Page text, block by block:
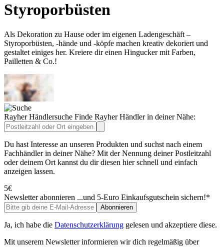
Styroporbüsten
Als Dekoration zu Hause oder im eigenen Ladengeschäft –
Styroporbüsten, -hände und -köpfe machen kreativ dekoriert und
gestaltet einiges her. Kreiere dir einen Hingucker mit Farben,
Pailletten & Co.!
Rayher Händlersuche Finde Rayher Händler in deiner Nähe:
Du hast Interesse an unseren Produkten und suchst nach einem
Fachhändler in deiner Nähe? Mit der Nennung deiner Postleitzahl
oder deinem Ort kannst du dir diesen hier schnell und einfach
anzeigen lassen.
5€
Newsletter abonnieren ...und 5-Euro Einkaufsgutschein sichern!*
Abonnieren
Ja, ich habe die Datenschutzerklärung gelesen und akzeptiere diese.
Mit unserem Newsletter informieren wir dich regelmäßig über